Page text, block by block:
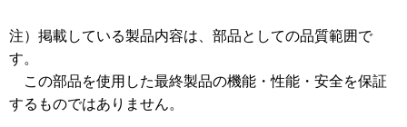
注）掲載している製品内容は、部品としての品質範囲で
す。
この部品を使用した最終製品の機能・性能・安全を保証
するものではありません。